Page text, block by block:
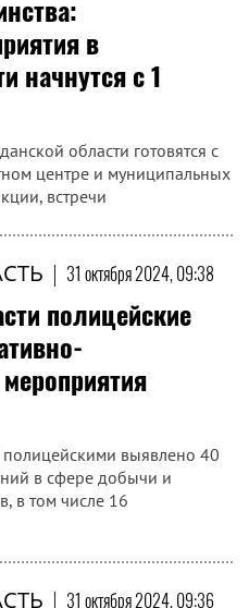
с
по Магаданской
курсов повышения
образования по учебному
и защиты Родины»...
| 31 октября 2024, 10:20
в
начнутся с 1
области готовятся с
центре и муниципальных
встречи